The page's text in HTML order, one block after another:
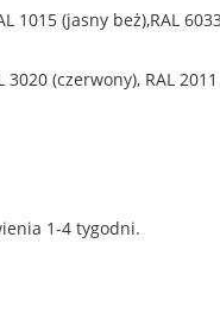
1015 (jasny beż),RAL
(czerwony), RAL
1-4 tygodni.